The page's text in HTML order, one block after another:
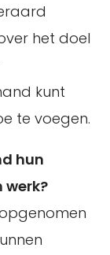
het doel
kunt
te voegen.
hun
werk?